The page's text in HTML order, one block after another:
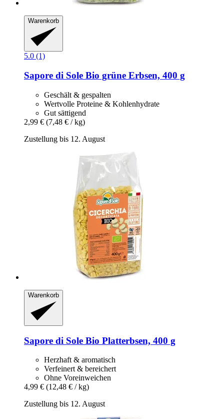
Warenkorb
5.0 (1)
Sapore di Sole Bio grüne Erbsen, 400 g
Geschält & gespalten
Wertvolle Proteine & Kohlenhydrate
Gut sättigend
2,99 € (7,48 € / kg)
Zustellung bis 12. August
Warenkorb
Sapore di Sole Bio Platterbsen, 400 g
Herzhaft & aromatisch
Verfeinert & bereichert
Ohne Voreinweichen
4,99 € (12,48 € / kg)
Zustellung bis 12. August